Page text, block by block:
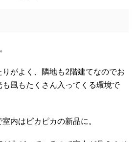
がよく、隣地も2階建てなのでお
風もたくさん入ってくる環境で
内はピカピカの新品に。